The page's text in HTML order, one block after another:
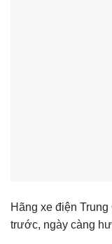
Hãng xe điện
trước, ngày càng